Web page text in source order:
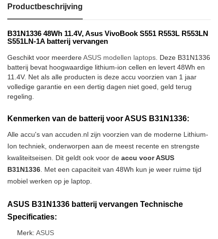
Productbeschrijving
B31N1336 48Wh 11.4V, Asus VivoBook S551 R553L R553LN
S551LN-1A batterij vervangen
Geschikt voor meerdereASUS modellen laptops . Deze B31N1336
batterij bevat hoogwaardige lithium-ion cellen en levert 48Wh en
11.4V. Net als alle producten is deze accu voorzien van 1 jaar
volledige garantie en een dertig dagen niet goed, geld terug
regeling.
Kenmerken van de batterij voor ASUS B31N1336:
Alle accu's van accuden.nl zijn voorzien van de moderne Lithium-
Ion techniek, onderworpen aan de meest recente en strengste
kwaliteitseisen. Dit geldt ook voor de accu voor ASUS
B31N1336 . Met een capaciteit van 48Wh kun je weer ruime tijd
mobiel werken op je laptop.
ASUS B31N1336 batterij vervangen Technische
Specificaties:
Merk: ASUS